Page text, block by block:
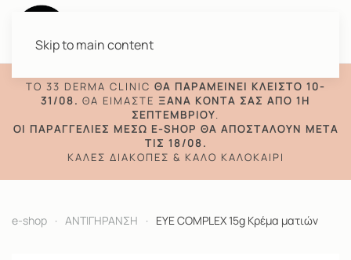
Skip to main content
TO 33 DERMA CLINIC ΘΑ ΠΑΡΑΜΕΊΝΕΙ ΚΛΕΙΣΤΌ 10-
31/08. ΘΑ ΕΊΜΑΣΤΕ ΞΑΝΆ ΚΟΝΤΆ ΣΑΣ ΑΠΌ 1Η
ΣΕΠΤΕΜΒΡΊΟΥ.
ΟΙ ΠΑΡΑΓΓΕΛΊΕΣ ΜΈΣΩ E-SHOP ΘΑ ΑΠΟΣΤΑΛΟΎΝ ΜΕΤΆ
ΤΙΣ 18/08.
ΚΑΛΈΣ ΔΙΑΚΟΠΈΣ & ΚΑΛΌ ΚΑΛΟΚΑΊΡΙ
e-shop ΑΝΤΙΓΗΡΑΝΣΗ EYE COMPLEX 15g Κρέμα ματιών